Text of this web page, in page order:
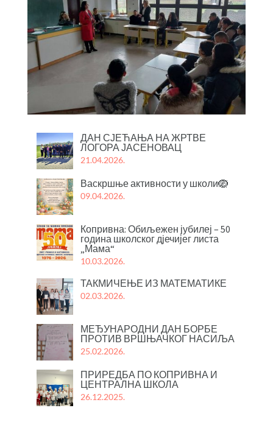
ДАН СЈЕЋАЊА НА ЖРТВЕ
ЛОГОРА ЈАСЕНОВАЦ
21.04.2026.
Васкршње активности у школи🪺
09.04.2026.
Копривна: Обиљежен јубилеј – 50
година школског дјечијег листа
„Мама“
10.03.2026.
ТАКМИЧЕЊЕ ИЗ МАТЕМАТИКЕ
02.03.2026.
МЕЂУНАРОДНИ ДАН БОРБЕ
ПРОТИВ ВРШЊАЧКОГ НАСИЉА
25.02.2026.
ПРИРЕДБА ПО КОПРИВНА И
ЦЕНТРАЛНА ШКОЛА
26.12.2025.